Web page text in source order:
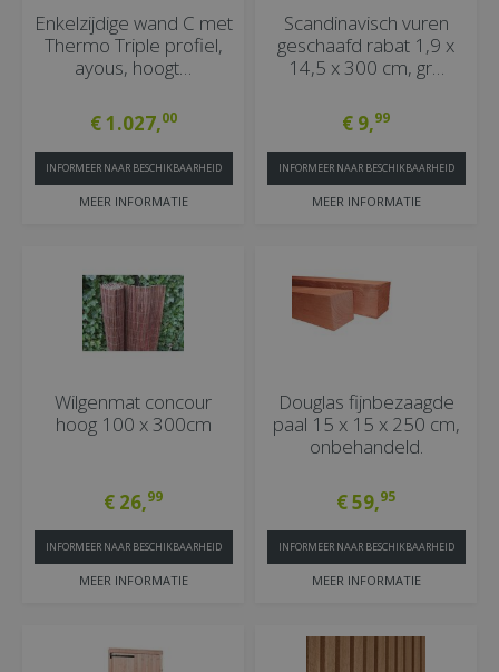
Enkelzijdige wand C met
Thermo Triple profiel,
ayous, hoogt…
€1.027,00
MEER INFORMATIE
INFORMEER NAAR BESCHIKBAARHEID
Scandinavisch vuren
geschaafd rabat 1,9 x
14,5 x 300 cm, gr…
€ 9,99
MEER INFORMATIE
INFORMEER NAAR BESCHIKBAARHEID
Wilgenmat concour
hoog 100 x 300cm
€ 26,99
MEER INFORMATIE
INFORMEER NAAR BESCHIKBAARHEID
Douglas fijnbezaagde
paal 15 x 15 x 250 cm,
onbehandeld.
€59,95
MEER INFORMATIE
INFORMEER NAAR BESCHIKBAARHEID